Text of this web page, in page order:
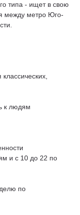
типа - ищет в свою
между метро Юго-
к людям
и с 10 до 22 по
по